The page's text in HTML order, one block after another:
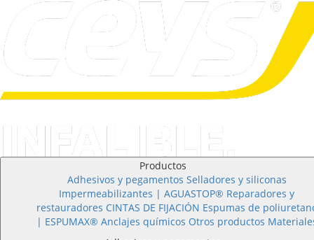
Productos
Adhesivos y pegamentos Selladores y siliconas
Impermeabilizantes | AGUASTOP® Reparadores y
restauradores CINTAS DE FIJACIÓN Espumas de
| ESPUMAX® Anclajes químicos Otros productos